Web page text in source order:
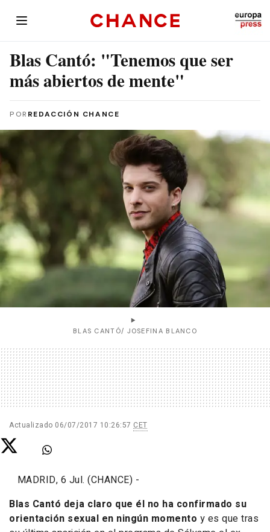
Blas Cantó: "Tenemos que ser
más abiertos de mente"
POR REDACCIÓN CHANCE
BLAS CANTÓ/ JOSEFINA BLANCO
Actualizado 06/07/2017 10:26:57 CET
MADRID, 6 Jul. (CHANCE) -
Blas Cantó deja claro que él no ha confirmado su
orientación sexual en ningún momento y es que tras